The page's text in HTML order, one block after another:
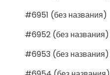
#6951 (без названия)
#6952 (без названия)
#6953 (без названия)